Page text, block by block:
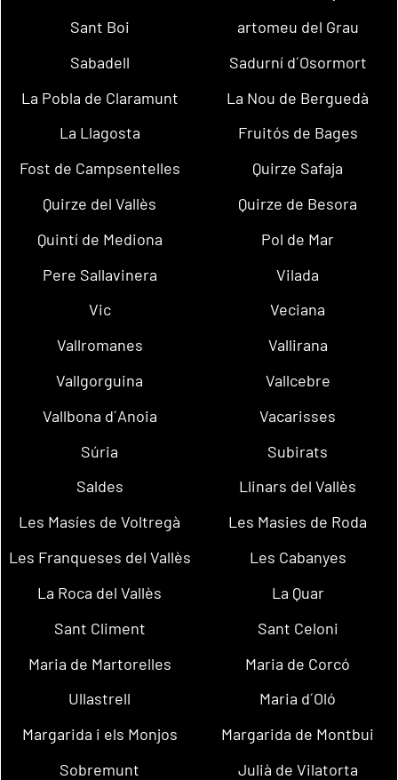
Sant Boi
artomeu del Grau
Sabadell
Sadurní d´Osormort
La Pobla de Claramunt
La Nou de Berguedà
La Llagosta
Fruitós de Bages
Fost de Campsentelles
Quirze Safaja
Quirze del Vallès
Quirze de Besora
Quintí de Mediona
Pol de Mar
Pere Sallavinera
Vilada
Vic
Veciana
Vallromanes
Vallirana
Vallgorguina
Vallcebre
Vallbona d´Anoia
Vacarisses
Súria
Subirats
Saldes
Llinars del Vallès
Les Masíes de Voltregà
Les Masies de Roda
Les Franqueses del Vallès
Les Cabanyes
La Roca del Vallès
La Quar
Sant Climent
Sant Celoni
Maria de Martorelles
Maria de Corcó
Ullastrell
Maria d´Oló
Margarida i els Monjos
Margarida de Montbui
Sobremunt
Julià de Vilatorta